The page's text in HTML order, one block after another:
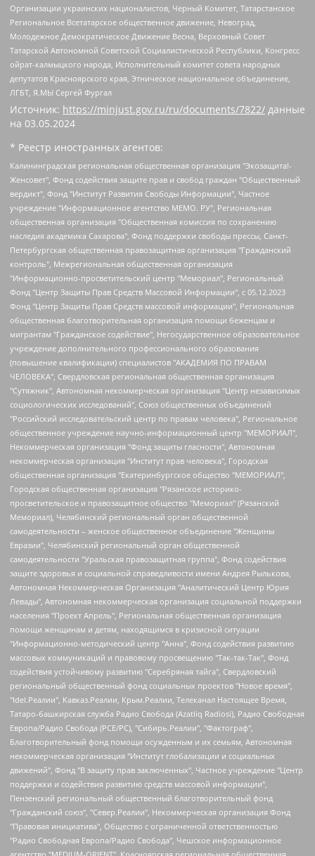
Организации украинских националистов, Черный Комитет, Татарстанское
Региональное Всетатарское общественное движение, Невоград,
Молодежное Демократическое Движение Весна, Верховный Совет
Татарской Автономной Советской Социалистической Республики, Конгресс
ойрат-калмыцкого народа, Исполнительный комитет совета народных
депутатов Красноярского края, Этническое национальное объединение,
ЛГБТ, Я.МЫ Сергей Фургал
Источник: https://minjust.gov.ru/ru/documents/7822/ данные
на 03.05.2024
* Реестр иностранных агентов:
Калининградская региональная общественная организация "Экозащита!-Женсовет", Фонд содействия защите прав и свобод граждан "Общественный вердикт", Фонд "Институт Развития Свободы Информации", Частное учреждение "Информационное агентство МЕМО. РУ", Региональная общественная организация "Общественная комиссия по сохранению наследия академика Сахарова", Фонд поддержки свободы прессы, Санкт-Петербургская общественная правозащитная организация "Гражданский контроль", Межрегиональная общественная организация "Информационно-просветительский центр "Мемориал", Региональный Фонд "Центр Защиты Прав Средств Массовой Информации", с 05.12.2023 Фонд "Центр Защиты Прав Средств массовой информации", Региональная общественная благотворительная организация помощи беженцам и мигрантам "Гражданское содействие", Негосударственное образовательное учреждение дополнительного профессионального образования (повышение квалификации) специалистов "АКАДЕМИЯ ПО ПРАВАМ ЧЕЛОВЕКА", Свердловская региональная общественная организация "Сутяжник", Автономная некоммерческая организация "Центр независимых социологических исследований", Союз общественных объединений "Российский исследовательский центр по правам человека", Региональное общественное учреждение научно-информационный центр "МЕМОРИАЛ", Некоммерческая организация "Фонд защиты гласности", Автономная некоммерческая организация "Институт прав человека", Городская общественная организация "Екатеринбургское общество "МЕМОРИАЛ", Городская общественная организация "Рязанское историко-просветительское и правозащитное общество "Мемориал" (Рязанский Мемориал), Челябинский региональный орган общественной самодеятельности – женское общественное объединение "Женщины Евразии", Челябинский региональный орган общественной самодеятельности "Уральская правозащитная группа", Фонд содействия защите здоровья и социальной справедливости имени Андрея Рылькова, Автономная Некоммерческая Организация "Аналитический Центр Юрия Левады", Автономная некоммерческая организация социальной поддержки населения "Проект Апрель", Региональная общественная организация помощи женщинам и детям, находящимся в кризисной ситуации "Информационно-методический центр "Анна", Фонд содействия развитию массовых коммуникаций и правовому просвещению "Так-так-Так", Фонд содействия устойчивому развитию "Серебряная тайга", Свердловский региональный общественный фонд социальных проектов "Новое время", "Idel.Реалии", Кавказ.Реалии, Крым.Реалии, Телеканал Настоящее Время, Татаро-башкирская служба Радио Свобода (Azatliq Radiosi), Радио Свободная Европа/Радио Свобода (PCE/PC), "Сибирь.Реалии", "Фактограф", Благотворительный фонд помощи осужденным и их семьям, Автономная некоммерческая организация "Институт глобализации и социальных движений", Фонд "В защиту прав заключенных", Частное учреждение "Центр поддержки и содействия развитию средств массовой информации", Пензенский региональный общественный благотворительный фонд "Гражданский союз", "Север.Реалии", Некоммерческая организация Фонд "Правовая инициатива", Общество с ограниченной ответственностью "Радио Свободная Европа/Радио Свобода", Чешское информационное агентство "MEDIUM-ORIENT", Красноярская региональная общественная организация "Мы против СПИДа", Камалягин Денис Николаевич, Маркелов Сергей Евгеньевич, Пономарев Лев Александрович, Савицкая Людмила Алексеевна, Автономная некоммерческая организация "Центр по работе с проблемой насилия "НАСИЛИЮ.НЕТ", Межрегиональный профессиональный союз работников здравоохранения "Альянс врачей", Юридическое лицо, зарегистрированное в Латвийской Республике, SIA "Medusa Project" (регистрационный номер 40103797863, дата регистрации 10.06.2014), Некоммерческая организация "Фонд по борьбе с коррупцией", Автономная некоммерческая организация "Институт права и публичной политики", Баданин Роман Сергеевич, Гликин Максим Александрович, Железнова Мария Михайловна, Лукьянова Юлия Сергеевна, Маетная Елизавета Витальевна, Маняхин Петр Борисович, Чуракова Ольга Владимировна, Ярош Юлия Петровна, Юридическое лицо "The Insider SIA", зарегистрированное в Риге, Латвийская Республика (дата регистрации 26.06.2015), являющееся администратором доменного имени интернет-издания "The Insider SIA", https://theins.ru, Постернак Алексей Евгеньевич, Рубин Михаил Аркадьевич, Анин Роман Александрович, Юридическое лицо Istories fonds, зарегистрированное в Латвийской Республике (регистрационный номер 50008295751, дата регистрации 24.02.2020), Великовский Дмитрий Александрович, Долинина Ирина Николаевна, Мароховская Алеся Алексеевна, Шлейнов Роман Юрьевич, Шмагун Олеся Валентиновна, Общество с ограниченной ответственностью "Альтаир 2021", Общество с ограниченной ответственностью "Вега 2021", Общество с ограниченной ответственностью "Главный редактор 2021", Общество с ограниченной ответственностью "Ромашки монолит", Важенков Артем Валерьевич, Ивановская областная общественная организация "Центр гендерных исследований", Гурман Юрий Альбертович, Медиапроект "ОВД-Инфо", Егоров Владимир Владимирович, Жилинский Владимир Александрович, Общество с ограниченной ответственностью "ЗП", Иванова София Юрьевна, Карезина Инна Павловна, Кильтау Екатерина Викторовна, Петров Алексей Викторович, Пискунов Сергей Евгеньевич, Смирнов Сергей Сергеевич, Тихонов Михаил Сергеевич, Общество с ограниченной ответственностью "ЖУРНАЛИСТ-ИНОСТРАННЫЙ АГЕНТ", Арапова Галина Юрьевна, Вольтская Татьяна Анатольевна, Американская компания "Mason G.E.S. Anonymous Foundation" (США), являющаяся владельцем интернет-издания https://mnews.world/, Компания "Stichting Bellingcat", зарегистрированная в Нидерландах (дата регистрации 11.07.2018), Захаров Андрей Вячеславович, Клепиковская Екатерина Дмитриевна, Общество с ограниченной ответственностью "МЕМО", Перл Роман Александрович, Симонов Евгений Алексеевич, Соловьева Елена Анатольевна, Сотников Даниил Владимирович, Сурначева Елизавета Дмитриевна, Автономная некоммерческая организация по защите прав человека и информированию населения "Якутия – Наше Мнение", Общество с ограниченной ответственностью "Москоу диджитал медиа", с 26.01.2023 Общество с ограниченной ответственностью "Чайка Белые сады", Ветошкина Валерия Валерьевна, Заговора Максим Александрович, Межрегиональное общественное движение "Российская ЛГБТ - сеть", Оленичев Максим Владимирович, Павлов Иван Юрьевич, Скворцова Елена Сергеевна, Общество с ограниченной ответственностью "Как бы инагент", Кочетков Игорь Викторович, Общество с ограниченной ответственностью "Честные выборы", Еланчик Олег Александрович, Общество с ограниченной ответственностью "Нобелевский призыв", Гималова Регина Эмилевна, Григорьев Андрей Валерьевич, Григорьева Алина Александровна, Ассоциация по содействию защите прав призывников, альтернативнослужащих и военнослужащих "Правозащитная группа "Гражданин.Армия.Право", Хисамова Регина Фаритовна, Автономная некоммерческая организация по реализации социально-правовых программ "Лилит", Дальневосточное общественное движение "Маяк", Санкт-Петербургская ЛГБТ-инициативная группа "Выход", Инициативная группа ЛГБТ+ "Реверс", Алексеев Андрей Викторович, Бекбулатова Таисия Львовна, Беляев Иван Михайлович, Владыкина Елена Сергеевна, Гельман Марат Александрович, Никульшина Вероника Юрьевна, Толоконникова Надежда Андреевна, Шендерович Виктор Анатольевич, Общество с ограниченной ответственностью "Данное сообщение", Общество с ограниченной ответственностью Издательский дом "Новая глава", Айнбиндер Александра Александровна, Московский комьюнити-центр для ЛГБТ+инициатив, Благотворительный фонд развития филантропии, Deutsche Welle (Германия, Kurt-Schumacher-Strasse 3, 53113 Bonn), Борзунова Мария Михайловна, Воробьев Виктор Викторович, Голубева Анна Львовна, Константинова Алла Михайловна, Малкова Ирина Владимировна, Мурадов Мурад Абдулгалимович, Осетинская Елизавета Николаевна, Понасенков Евгений Николаевич, Ганапольский Матвей Юрьевич, Киселев Евгений Алексеевич, Борухович Ирина Григорьевна, Дремин Иван Тимофеевич, Дубровский Дмитрий Викторович, Красноярская региональная общественная организация поддержки и развития альтернативных образовательных технологий и межкультурных коммуникаций "ИНТЕРРА", Маяковская Екатерина Алексеевна, Фейгин Марк Захарович, Филимонов Андрей Викторович, Дзугкоева Регина Николаевна, Доброхотов Роман Александрович, Дудь Юрий Александрович, Елкин Сергей Владимирович, Кругликов Кирилл Игоревич, Сабунаева Мария Леонидовна, Семенов Алексей Владимирович, Шаинян Карен Багратович, Шульман Екатерина Михайловна, Асафьев Артур Валерьевич, Вахштайн Виктор Семенович, Венедиктов Алексей Алексеевич, Лушникова Екатерина Евгеньевна, Волков Леонид Михайлович, Невзоров Александр Глебович, Пархоменко Сергей Борисович, Сироткин Ярослав Николаевич, Кара-Мурза Владимир Владимирович, Баранова Наталья Владимировна, Гозман Леонид Яковлевич, Кагарлицкий Борис Юльевич, Климарев Михаил Валерьевич, Милов Владимир Станиславович, Автономная некоммерческая организация Краснодарский центр современного искусства "Типография", Моргенштерн Алишер Тагирович, Соболь Любовь Эдуардовна, Общество с ограниченной ответственностью "ЛИЗА НОРМ", Каспаров Гарри Кимович, Ходорковский Михаил Борисович, Общество с ограниченной ответственностью "Апрельские тезисы", Данилович Ирина Брониславовна, Кашин Олег Владимирович, Петров Николай Владимирович, Пивоваров Алексей Владимирович, Соколов Михаил Владимирович, Цветкова Юлия Владимировна, Чичваркин Евгений Александрович, Комитет против пыток/Команда против пыток, Общество с ограниченной ответственностью "Первый научный", Общество с ограниченной ответственностью "Вертолет и ко", Белоцерковская Вероника Борисовна, Кац Максим Евгеньевич, Лазарева Татьяна Юрьевна, Шаведдинов Руслан Табризович, Яшин Илья Валерьевич, Общество с ограниченной ответственностью "Иноагент ААВ", Алешковский Дмитрий Петрович, Альбац Евгения Марковна, Быков Дмитрий Львович, Галямина Юлия Евгеньевна, Лойко Сергей Леонидович, Мартынов Кирилл Константинович, Медведев Сергей Александрович, Крашенинников Федор Геннадиевич, Гордеева Катерина Вл